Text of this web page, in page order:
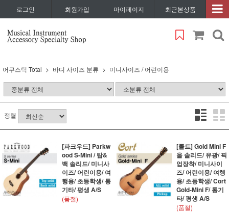
로그인 회원가입 마이페이지 최근본상품
어쿠스틱 Total 바디 사이즈 분류 미니사이즈 / 어린이용
정렬
[파크우드] Parkw
ood S-Mini / 탑&
백 솔리드/ 미니사
이즈/ 어린이용/ 여
행용/ 초등학생/ 통
기타/ 평생 A/S
(품절)
[콜트] Gold Mini F
올 솔리드/ 유광/ 픽
업장착/ 미니사이
즈/ 어린이용/ 여행
용/ 초등학생/ Cort
Gold-Mini F/ 통기
타/ 평생 A/S
(품절)